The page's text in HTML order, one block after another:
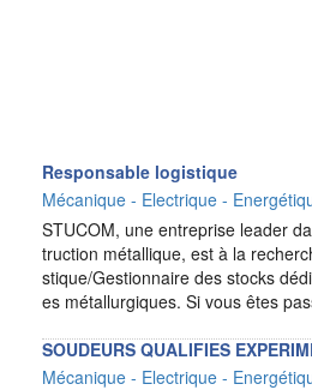
Responsable logistique
Mécanique - Electrique -
STUCOM, une entreprise leader
truction métallique, est à la
stique/Gestionnaire des stocks
es métallurgiques. Si vous êtes
SOUDEURS QUALIFIES
Mécanique - Electrique -